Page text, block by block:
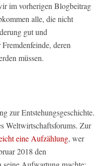
im vorherigen Blogbeitrag
alle, die nicht
gut und
deren
müssen.
zur Entstehungsgeschichte.
Weltwirtschaftsforums. Zur
eine Aufzählung, wer
2018 den